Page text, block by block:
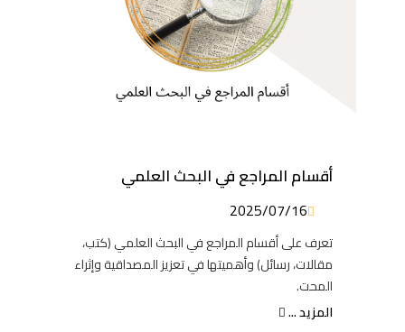
أقسام المراجع في البحث العلمي
2025/07/16
تعرف على أقسام المراجع في البحث العلمي (كتب،
مقالات، رسائل) وأهميتها في تعزيز المصداقية وإثراء
المحت.
المزيد ...